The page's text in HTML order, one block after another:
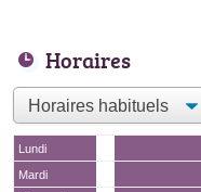
Horaires
Lundi
Mardi